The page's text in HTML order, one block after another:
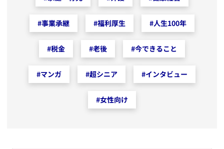
#事業承継 #福利厚生 #人生100年
#税金 #老後 #今できること
#マンガ #超シニア #インタビュー
#女性向け